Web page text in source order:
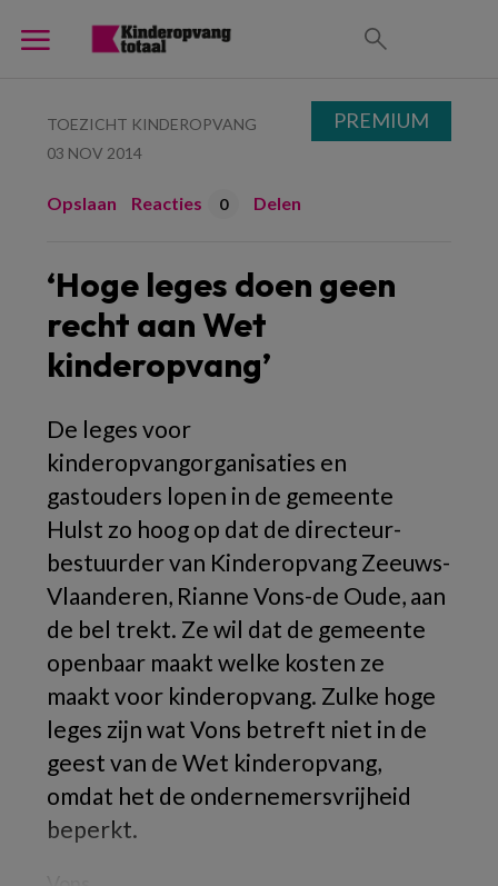
TOEZICHT KINDEROPVANG
03 NOV 2014
Opslaan Reacties 0 Delen
‘Hoge leges doen geen
recht aan Wet
kinderopvang’
De leges voor
kinderopvangorganisaties en
gastouders lopen in de gemeente
Hulst zo hoog op dat de directeur-
bestuurder van Kinderopvang Zeeuws-
Vlaanderen, Rianne Vons-de Oude, aan
de bel trekt. Ze wil dat de gemeente
openbaar maakt welke kosten ze
maakt voor kinderopvang. Zulke hoge
leges zijn wat Vons betreft niet in de
geest van de Wet kinderopvang,
omdat het de ondernemersvrijheid
beperkt.
PREMIUM